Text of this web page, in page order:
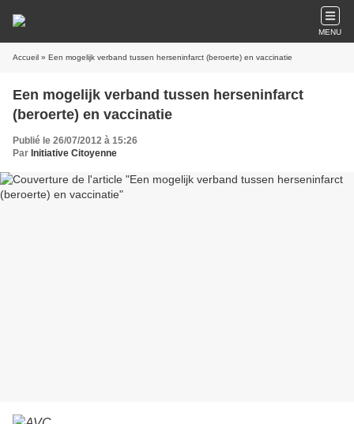
MENU
Accueil » Een mogelijk verband tussen herseninfarct (beroerte) en vaccinatie
Een mogelijk verband tussen herseninfarct
(beroerte) en vaccinatie
Publié le 26/07/2012 à 15:26
Par Initiative Citoyenne